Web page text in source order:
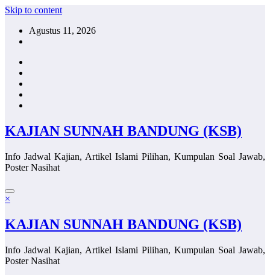
Skip to content
Agustus 11, 2026
KAJIAN SUNNAH BANDUNG (KSB)
Info Jadwal Kajian, Artikel Islami Pilihan, Kumpulan Soal Jawab,
Poster Nasihat
×
KAJIAN SUNNAH BANDUNG (KSB)
Info Jadwal Kajian, Artikel Islami Pilihan, Kumpulan Soal Jawab,
Poster Nasihat